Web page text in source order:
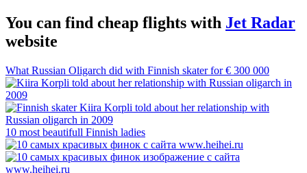
You can find cheap flights with Jet Radar
website
What Russian Oligarch did with Finnish skater for € 300 000
10 most beautifull Finnish ladies